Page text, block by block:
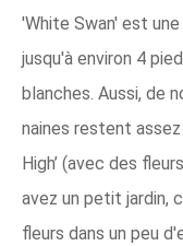
'White Swan' est
jusqu'à environ 4
blanches. Aussi, de
naines restent assez
High’ (avec des
avez un petit jardin,
fleurs dans un peu